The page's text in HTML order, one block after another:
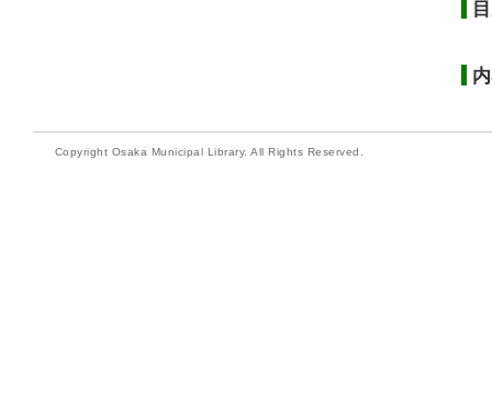
Copyright Osaka Municipal Library. All Rights Reserved.